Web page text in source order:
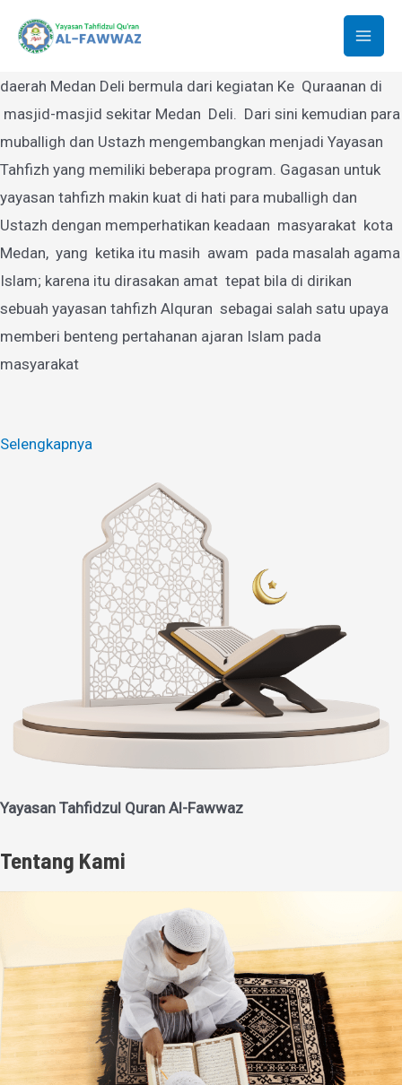
Yayasan Tahfidzul Quran Al-Fawwaz
Yayasan Tahfidzul Quran Al-Fawwaz Medan yang berdiri di
daerah Medan Deli bermula dari kegiatan Ke Quraanan di
masjid-masjid sekitar Medan Deli. Dari sini kemudian para
muballigh dan Ustazh mengembangkan menjadi Yayasan
Tahfizh yang memiliki beberapa program. Gagasan untuk
yayasan tahfizh makin kuat di hati para muballigh dan
Ustazh dengan memperhatikan keadaan masyarakat kota
Medan, yang ketika itu masih awam pada masalah agama
Islam; karena itu dirasakan amat tepat bila di dirikan
sebuah yayasan tahfizh Alquran sebagai salah satu upaya
memberi benteng pertahanan ajaran Islam pada
masyarakat
Selengkapnya
Yayasan Tahfidzul Quran Al-Fawwaz
Tentang Kami